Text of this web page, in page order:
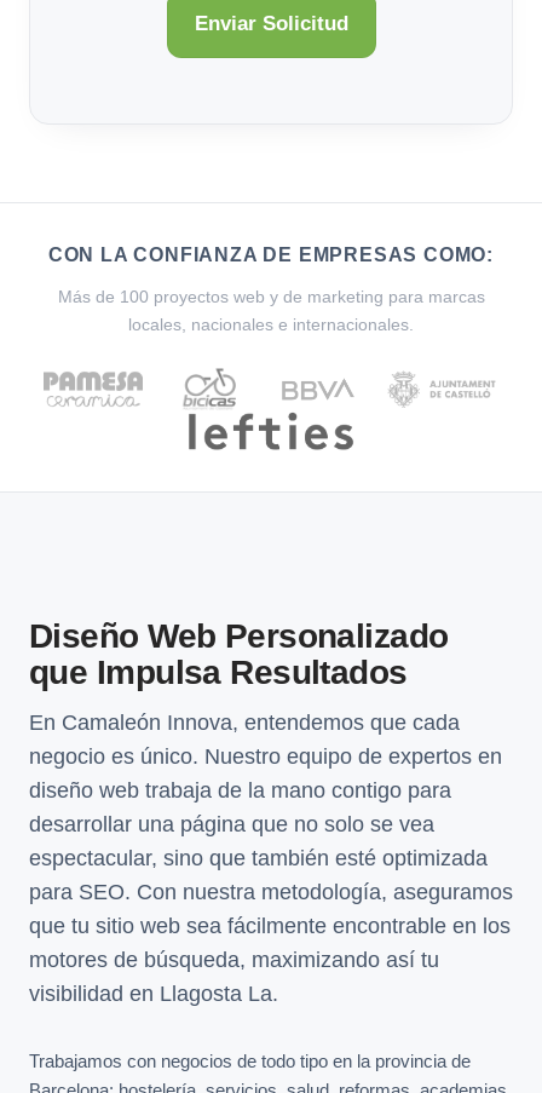
CON LA CONFIANZA DE EMPRESAS COMO:
Más de 100 proyectos web y de marketing para marcas
locales, nacionales e internacionales.
Diseño Web Personalizado
que Impulsa Resultados
En Camaleón Innova, entendemos que cada
negocio es único. Nuestro equipo de expertos en
diseño web trabaja de la mano contigo para
desarrollar una página que no solo se vea
espectacular, sino que también esté optimizada
para SEO. Con nuestra metodología, aseguramos
que tu sitio web sea fácilmente encontrable en los
motores de búsqueda, maximizando así tu
visibilidad en Llagosta La.
Trabajamos con negocios de todo tipo en la provincia de